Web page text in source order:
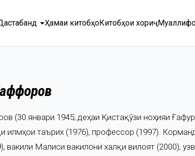
arrow_drop_downҲамаи китобҳоКитобҳои хориҷӣ
(30 январи 1945, деҳаи Қистақӯзи ноҳияи
илмҳои таърих (1976), профессор (1997).
вакили Маҷлиси вакилони халқи вилоят (2000),